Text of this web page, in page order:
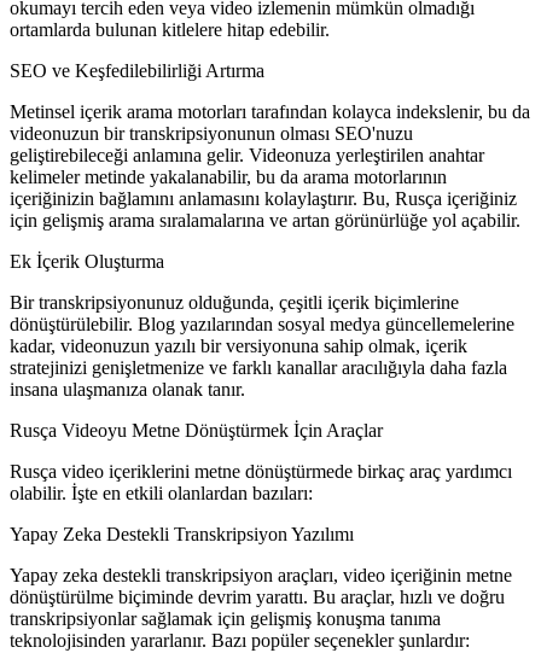
okumayı tercih eden veya video izlemenin mümkün olmadığı
ortamlarda bulunan kitlelere hitap edebilir.
SEO ve Keşfedilebilirliği Artırma
Metinsel içerik arama motorları tarafından kolayca indekslenir, bu da
videonuzun bir transkripsiyonunun olması SEO'nuzu
geliştirebileceği anlamına gelir. Videonuza yerleştirilen anahtar
kelimeler metinde yakalanabilir, bu da arama motorlarının
içeriğinizin bağlamını anlamasını kolaylaştırır. Bu, Rusça içeriğiniz
için gelişmiş arama sıralamalarına ve artan görünürlüğe yol açabilir.
Ek İçerik Oluşturma
Bir transkripsiyonunuz olduğunda, çeşitli içerik biçimlerine
dönüştürülebilir. Blog yazılarından sosyal medya güncellemelerine
kadar, videonuzun yazılı bir versiyonuna sahip olmak, içerik
stratejinizi genişletmenize ve farklı kanallar aracılığıyla daha fazla
insana ulaşmanıza olanak tanır.
Rusça Videoyu Metne Dönüştürmek İçin Araçlar
Rusça video içeriklerini metne dönüştürmede birkaç araç yardımcı
olabilir. İşte en etkili olanlardan bazıları:
Yapay Zeka Destekli Transkripsiyon Yazılımı
Yapay zeka destekli transkripsiyon araçları, video içeriğinin metne
dönüştürülme biçiminde devrim yarattı. Bu araçlar, hızlı ve doğru
transkripsiyonlar sağlamak için gelişmiş konuşma tanıma
teknolojisinden yararlanır. Bazı popüler seçenekler şunlardır: